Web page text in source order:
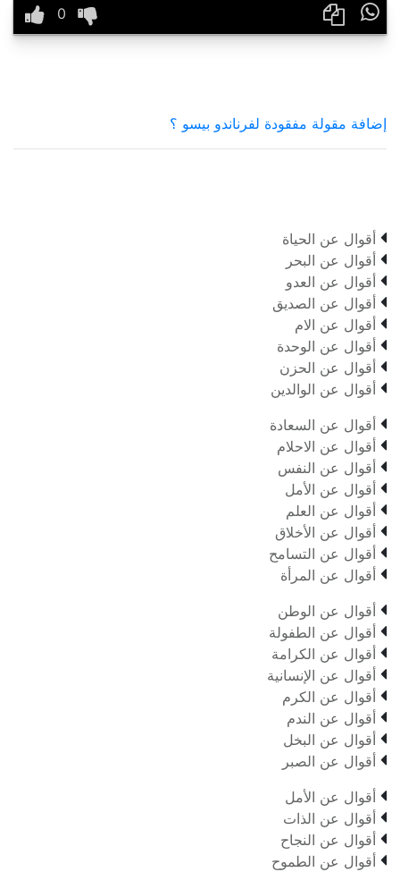

إضافة مقولة مفقودة لفرناندو بيسو ؟
 أقوال عن الحياة
 أقوال عن البحر
 أقوال عن العدو
 أقوال عن الصديق
 أقوال عن الام
 أقوال عن الوحدة
 أقوال عن الحزن
 أقوال عن الوالدين
 أقوال عن السعادة
 أقوال عن الاحلام
 أقوال عن النفس
 أقوال عن الأمل
 أقوال عن العلم
 أقوال عن الأخلاق
 أقوال عن التسامح
 أقوال عن المرأة
 أقوال عن الوطن
 أقوال عن الطفولة
 أقوال عن الكرامة
 أقوال عن الإنسانية
 أقوال عن الكرم
 أقوال عن الندم
 أقوال عن البخل
 أقوال عن الصبر
 أقوال عن الأمل
 أقوال عن الذات
 أقوال عن النجاح
 أقوال عن الطموح